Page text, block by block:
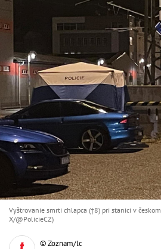
Vyštrovanie smrti chlapca (†8) pri stanici v
X/@PolicieCZ)
© Zoznam/lc